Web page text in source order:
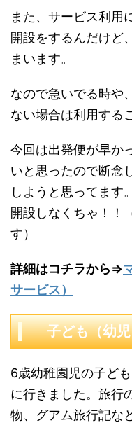
また、サービス利用
開設をするんだけど
まいます。
なので急いでる時や
ない場合は利用する
今回は出発便が早か
いと思ったので断念
しようと思ってます
開設しなくちゃ！！
す）
詳細はコチラから⇒
サービス）
子ども（幼
6歳幼稚園児の子ど
に行きました。旅行
物、グアム旅行記な